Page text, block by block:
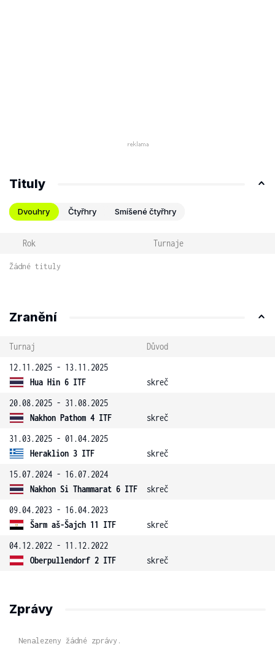
Tituly
Dvouhry Čtyřhry Smíšené čtyřhry
Rok Turnaje
Žádné tituly
Zranění
Turnaj
Důvod
12.11.2025 - 13.11.2025
Hua Hin 6 ITF
skreč
20.08.2025 - 31.08.2025
Nakhon Pathom 4 ITF
skreč
31.03.2025 - 01.04.2025
Heraklion 3 ITF
skreč
15.07.2024 - 16.07.2024
Nakhon Si Thammarat 6 ITF
skreč
09.04.2023 - 16.04.2023
Šarm aš-Šajch 11 ITF
skreč
04.12.2022 - 11.12.2022
Oberpullendorf 2 ITF
skreč
Zprávy
Nenalezeny žádné zprávy.